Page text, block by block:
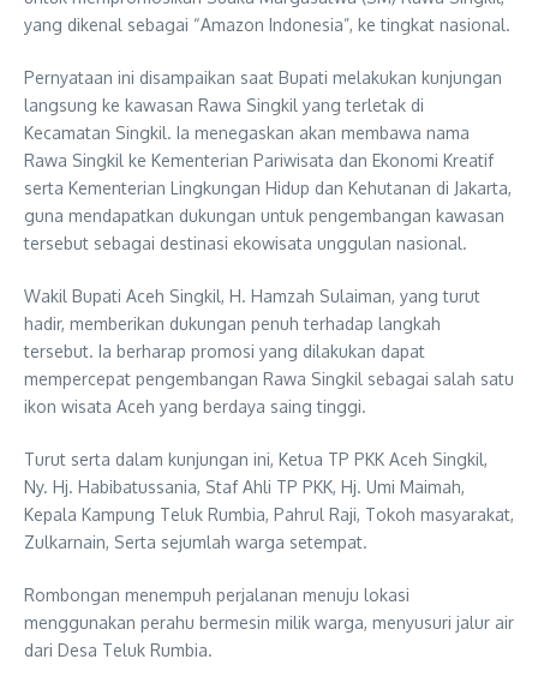
yang dikenal sebagai “Amazon Indonesia”, ke tingkat nasional.
Pernyataan ini disampaikan saat Bupati melakukan kunjungan
langsung ke kawasan Rawa Singkil yang terletak di
Kecamatan Singkil. Ia menegaskan akan membawa nama
Rawa Singkil ke Kementerian Pariwisata dan Ekonomi Kreatif
serta Kementerian Lingkungan Hidup dan Kehutanan di Jakarta,
guna mendapatkan dukungan untuk pengembangan kawasan
tersebut sebagai destinasi ekowisata unggulan nasional.
Wakil Bupati Aceh Singkil, H. Hamzah Sulaiman, yang turut
hadir, memberikan dukungan penuh terhadap langkah
tersebut. Ia berharap promosi yang dilakukan dapat
mempercepat pengembangan Rawa Singkil sebagai salah satu
ikon wisata Aceh yang berdaya saing tinggi.
Turut serta dalam kunjungan ini, Ketua TP PKK Aceh Singkil,
Ny. Hj. Habibatussania, Staf Ahli TP PKK, Hj. Umi Maimah,
Kepala Kampung Teluk Rumbia, Pahrul Raji, Tokoh masyarakat,
Zulkarnain, Serta sejumlah warga setempat.
Rombongan menempuh perjalanan menuju lokasi
menggunakan perahu bermesin milik warga, menyusuri jalur air
dari Desa Teluk Rumbia.